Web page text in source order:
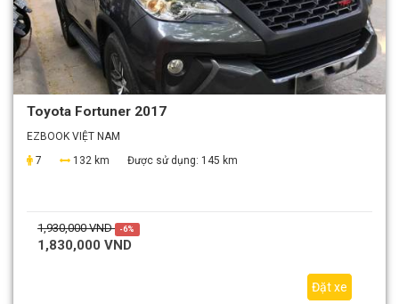
Toyota Fortuner 2017
EZBOOK VIỆT NAM
7
132 km Được sử dụng: 145 km
1,930,000 VND -6%
1,830,000 VND
Đặt xe